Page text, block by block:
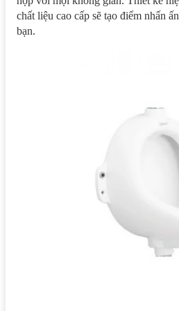
chất liệu cao cấp sẽ tạo điểm nhấn
bạn.